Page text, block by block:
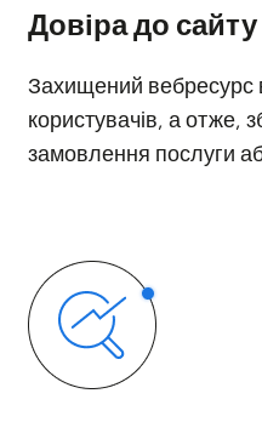
Довіра до сайту
Захищений вебресурс
користувачів, а отже,
замовлення послуги